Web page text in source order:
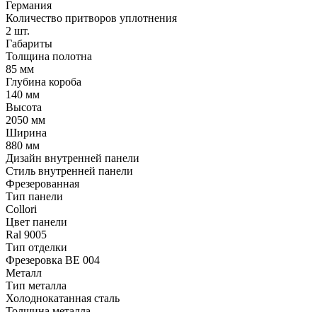
Германия
Количество притворов уплотнения
2 шт.
Габариты
Толщина полотна
85 мм
Глубина короба
140 мм
Высота
2050 мм
Ширина
880 мм
Дизайн внутренней панели
Стиль внутренней панели
Фрезерованная
Тип панели
Collori
Цвет панели
Ral 9005
Тип отделки
Фрезеровка BE 004
Металл
Тип металла
Холоднокатанная сталь